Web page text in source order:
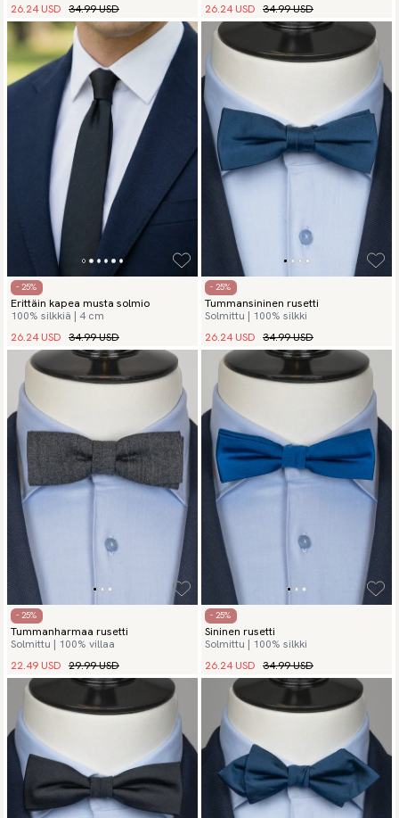
26.24 USD 34.99 USD
26.24 USD 34.99 USD
- 25%
Erittäin kapea musta solmio
100% silkkiä | 4 cm
26.24 USD 34.99 USD
- 25%
Tummansininen rusetti
Solmittu | 100% silkki
26.24 USD 34.99 USD
- 25%
Tummanharmaa rusetti
Solmittu | 100% villaa
22.49 USD 29.99 USD
- 25%
Sininen rusetti
Solmittu | 100% silkki
26.24 USD 34.99 USD